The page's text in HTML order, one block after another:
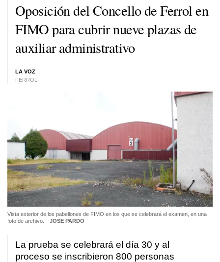
Oposición del Concello de Ferrol en
FIMO para cubrir nueve plazas de
auxiliar administrativo
LA VOZ
FERROL
Vista exterior de los pabellones de FIMO en los que se celebrará el examen, en una
foto de archivo.
JOSE PARDO
La prueba se celebrará el día 30 y al
proceso se inscribieron 800 personas